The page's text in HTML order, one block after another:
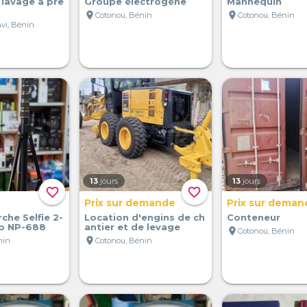
Bénin
location_onCotonou, Bénin
location_on Cotonou, Bénin
favorite_border
Selfie 2-
NP-688
favorite_border
13 jours
Prix sur demande
Location d'engins de ch
antier et de levage
location_onCotonou, Bénin
13 jours
Prix sur
Conteneur
location_on Cotonou, Bénin